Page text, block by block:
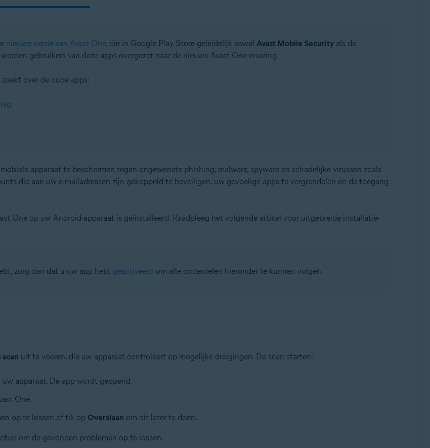
nieuwe versie van Avast One, die in Google Play Store geleidelijk zowel Avast Mobile Securityals de
gebruikers van deze apps overgezet naar de nieuwe Avast One-ervaring.
over de oude apps:
apparaat te beschermen tegen ongewenste phishing, malware, spyware en schadelijke virussen zoals
die aan uw e-mailadressen zijn gekoppeld te beveiligen, uw gevoelige apps te vergrendelen en de toegang
One op uw Android-apparaat is geïnstalleerd. Raadpleeg het volgende artikel voor uitgebreide installatie-
zorg dan dat u uw app hebt geactiveerd om alle onderdelen hieronder te kunnen volgen.
scan uit te voeren, die uw apparaat controleert op mogelijke dreigingen. De scan starten:
apparaat. De app wordt geopend.
One.
op te lossen of tik op Overslaan om dit later te doen.
om de gevonden problemen op te lossen.